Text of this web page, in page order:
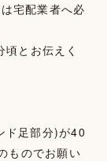
宅配業者へ必
とお伝えく
ド足部分)が40
ものでお願い